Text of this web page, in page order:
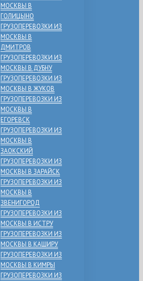
МОСКВЫ В
ГОЛИЦЫНО
ГРУЗОПЕРЕВОЗКИ ИЗ
МОСКВЫ В
ДМИТРОВ
ГРУЗОПЕРЕВОЗКИ ИЗ
МОСКВЫ В ДУБНУ
ГРУЗОПЕРЕВОЗКИ ИЗ
МОСКВЫ В ЖУКОВ
ГРУЗОПЕРЕВОЗКИ ИЗ
МОСКВЫ В
ЕГОРЕВСК
ГРУЗОПЕРЕВОЗКИ ИЗ
МОСКВЫ В
ЗАОКСКИЙ
ГРУЗОПЕРЕВОЗКИ ИЗ
МОСКВЫ В ЗАРАЙСК
ГРУЗОПЕРЕВОЗКИ ИЗ
МОСКВЫ В
ЗВЕНИГОРОД
ГРУЗОПЕРЕВОЗКИ ИЗ
МОСКВЫ В ИСТРУ
ГРУЗОПЕРЕВОЗКИ ИЗ
МОСКВЫ В КАШИРУ
ГРУЗОПЕРЕВОЗКИ ИЗ
МОСКВЫ В КИМРЫ
ГРУЗОПЕРЕВОЗКИ ИЗ